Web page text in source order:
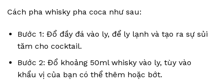
Cách pha whisky pha coca như sau:
Bước 1: Đổ đầy đá vào ly, để ly lạnh và tạo ra sự sủi
tăm cho cocktail.
Bước 2: Đổ khoảng 50ml whisky vào ly, tùy vào
khẩu vị của bạn có thể thêm hoặc bớt.